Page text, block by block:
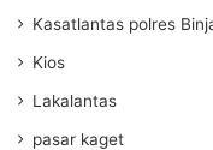
Kasatlantas polres
Kios
Lakalantas
pasar kaget